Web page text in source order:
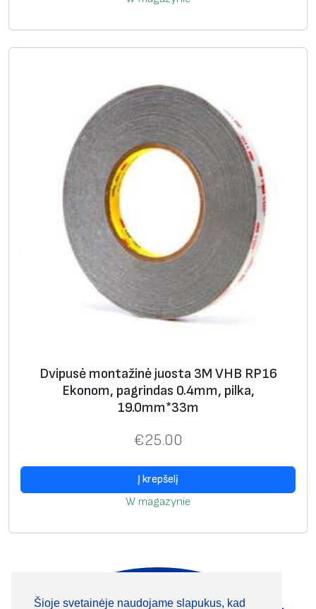
Dvipusė montažinė juosta 3M VHB RP16
Ekonom, pagrindas 0.4mm, pilka,
19.0mm*33m
€25.00
Į krepšelį
W magazynie
Šioje svetainėje naudojame slapukus, kad